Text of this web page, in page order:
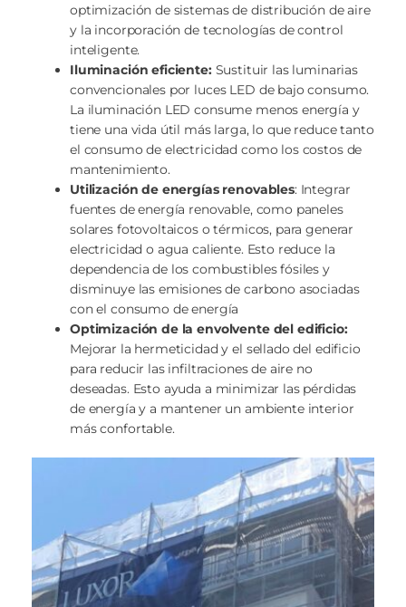
optimización de sistemas de distribución de aire
y la incorporación de tecnologías de control
inteligente.
Iluminación eficiente:Sustituir las luminarias
convencionales por luces LED de bajo consumo.
La iluminación LED consume menos energía y
tiene una vida útil más larga, lo que reduce tanto
el consumo de electricidad como los costos de
mantenimiento.
Utilización de energías renovables: Integrar
fuentes de energía renovable, como paneles
solares fotovoltaicos o térmicos, para generar
electricidad o agua caliente. Esto reduce la
dependencia de los combustibles fósiles y
disminuye las emisiones de carbono asociadas
con el consumo de energía
Optimización de la envolvente del edificio:
Mejorar la hermeticidad y el sellado del edificio
para reducir las infiltraciones de aire no
deseadas. Esto ayuda a minimizar las pérdidas
de energía y a mantener un ambiente interior
más confortable.